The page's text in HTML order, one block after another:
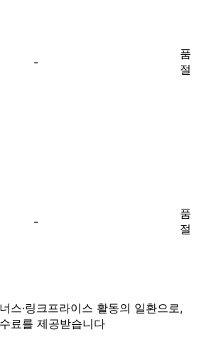
-
품
절
-
품
절
스·링크프라이스 활동의 일환으로,
료를 제공받습니다